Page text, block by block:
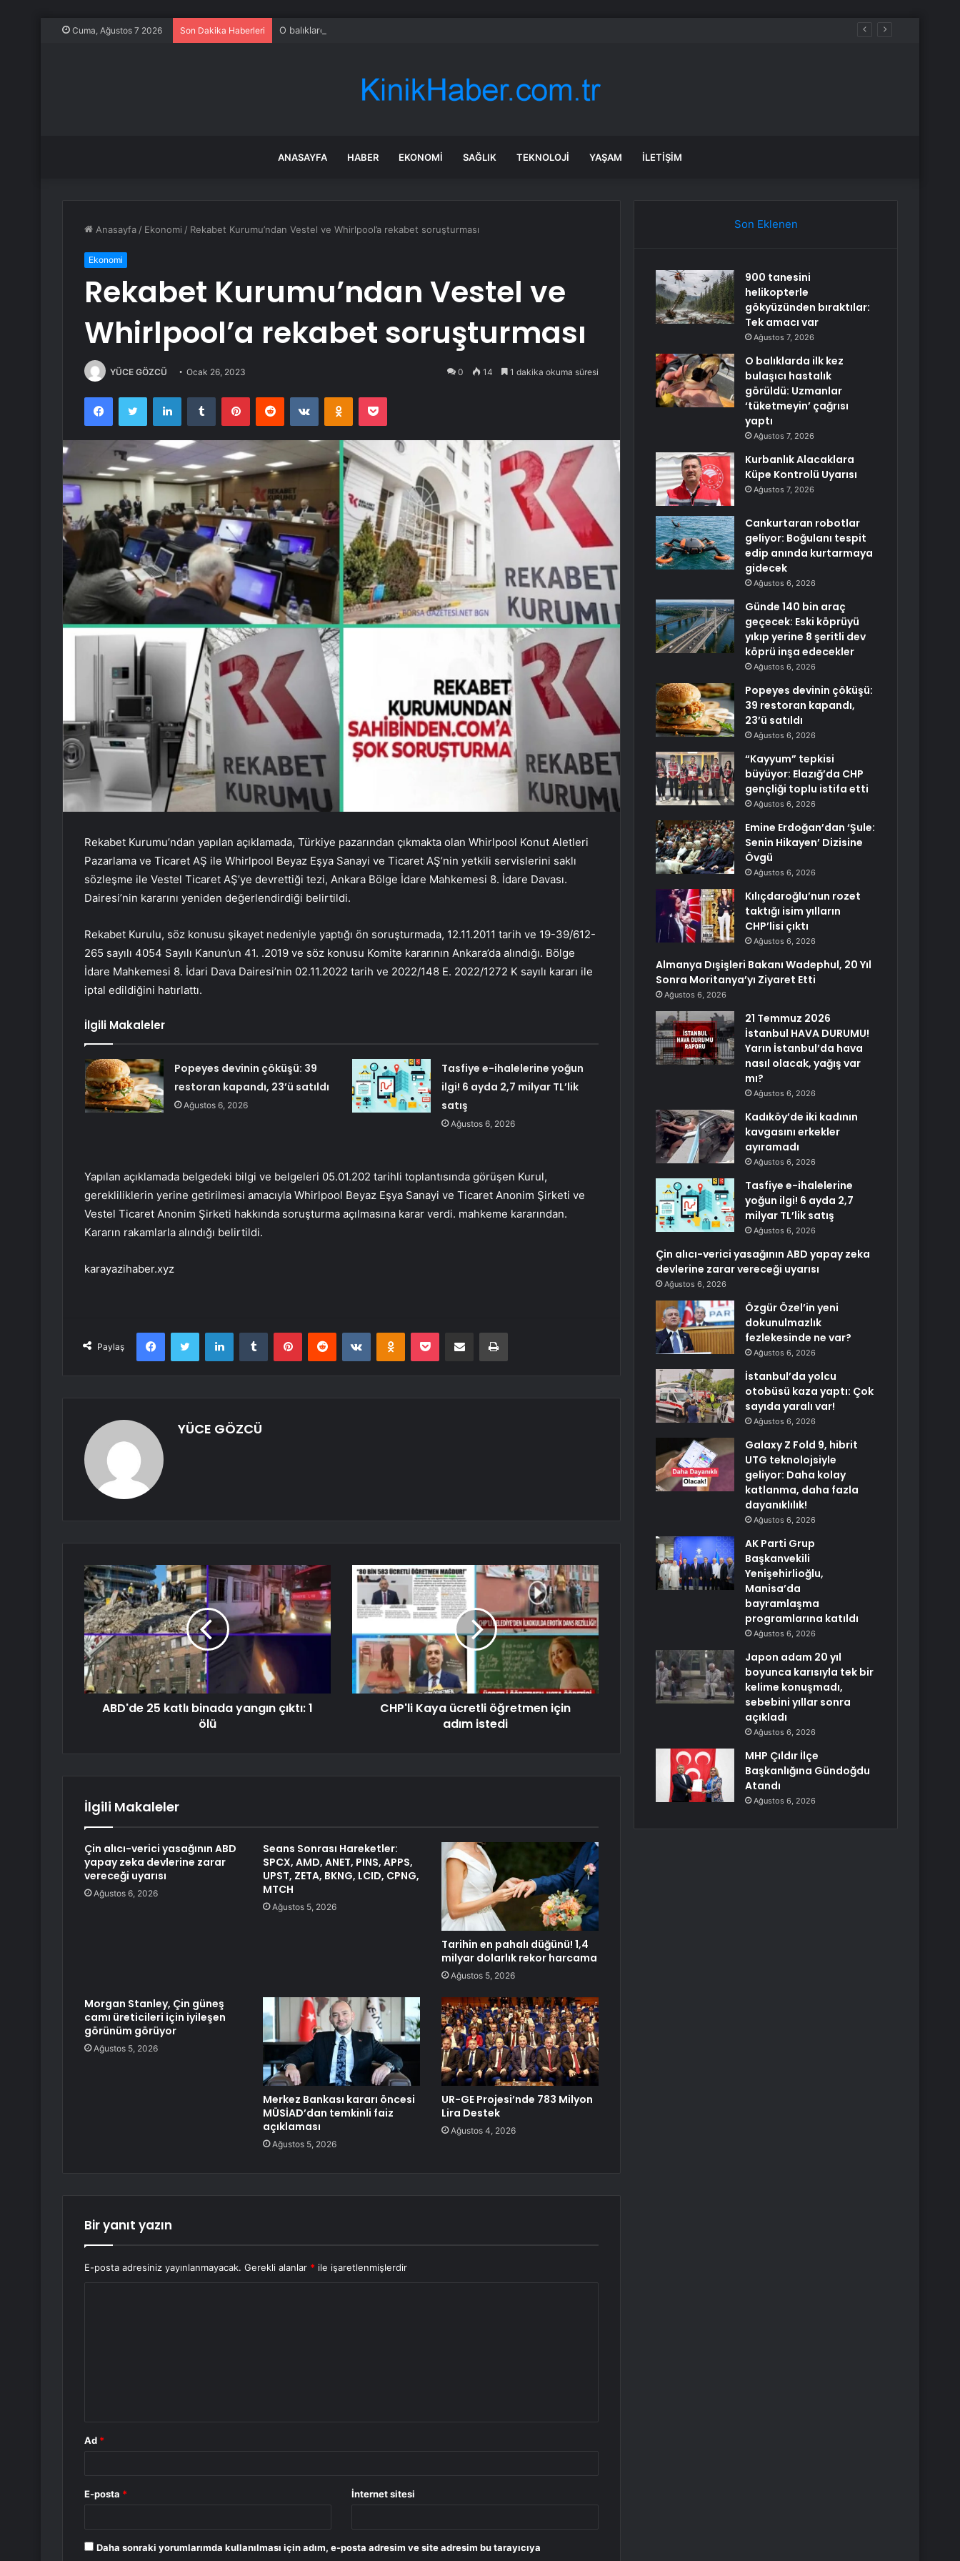
Cuma, Ağustos 7 2026 Son Dakika Haberleri O balıklarda ilk kez bulaşıcı hastalık görüldü: Uzmanlar ‘tüketmeyin’ çağrısı yaptı
ANASAYFA HABER EKONOMI SAĞLIK TEKNOLOJI YAŞAM İLETIŞIM
Anasayfa / Ekonomi / Rekabet Kurumu’ndan Vestel ve Whirlpool’a rekabet soruşturması
Ekonomi
Rekabet Kurumu’ndan Vestel ve
Whirlpool’a rekabet soruşturması
YÜCE GÖZCÜ Ocak 26, 2023 0 14 1 dakika okuma süresi
FacebookTwitter LinkedInTumblr PinterestReddit VKontakteOdnoklassniki
Pocket
Rekabet Kurumu’ndan yapılan açıklamada, Türkiye pazarından çıkmakta olan Whirlpool Konut Aletleri
Pazarlama ve Ticaret AŞ ile Whirlpool Beyaz Eşya Sanayi ve Ticaret AŞ’nin yetkili servislerini saklı
sözleşme ile Vestel Ticaret AŞ’ye devrettiği tezi, Ankara Bölge İdare Mahkemesi 8. İdare Davası.
Dairesi’nin kararını yeniden değerlendirdiği belirtildi.
Rekabet Kurulu, söz konusu şikayet nedeniyle yaptığı ön soruşturmada, 12.11.2011 tarih ve 19-39/612-
265 sayılı 4054 Sayılı Kanun’un 41. .2019 ve söz konusu Komite kararının Ankara’da alındığı. Bölge
İdare Mahkemesi 8. İdari Dava Dairesi’nin 02.11.2022 tarih ve 2022/148 E. 2022/1272 K sayılı kararı ile
iptal edildiğini hatırlattı.
İlgili Makaleler
Popeyes devinin çöküşü: 39
restoran kapandı, 23’ü satıldı
Ağustos 6, 2026
Tasfiye e-ihalelerine yoğun
ilgi! 6 ayda 2,7 milyar TL’lik
satış
Ağustos 6, 2026
Yapılan açıklamada belgedeki bilgi ve belgeleri 05.01.202 tarihli toplantısında görüşen Kurul,
gerekliliklerin yerine getirilmesi amacıyla Whirlpool Beyaz Eşya Sanayi ve Ticaret Anonim Şirketi ve
Vestel Ticaret Anonim Şirketi hakkında soruşturma açılmasına karar verdi. mahkeme kararından.
Kararın rakamlarla alındığı belirtildi.
karayazihaber.xyz
Paylaş
FacebookTwitter LinkedInTumblr PinterestReddit VKontakteOdnoklassniki
Pocket E-Posta ile paylaş Yazdır
YÜCE GÖZCÜ
ABD'de 25 katlı binada yangın çıktı: 1
ölü
CHP'li Kaya ücretli öğretmen için
adım istedi
İlgili Makaleler
Çin alıcı-verici yasağının ABD
yapay zeka devlerine zarar
vereceği uyarısı
Ağustos 6, 2026
Seans Sonrası Hareketler:
SPCX, AMD, ANET, PINS, APPS,
UPST, ZETA, BKNG, LCID, CPNG,
MTCH
Ağustos 5, 2026
Tarihin en pahalı düğünü! 1,4
milyar dolarlık rekor harcama
Ağustos 5, 2026
Morgan Stanley, Çin güneş
camı üreticileri için iyileşen
görünüm görüyor
Ağustos 5, 2026
Merkez Bankası kararı öncesi
MÜSİAD’dan temkinli faiz
açıklaması
Ağustos 5, 2026
UR-GE Projesi’nde 783 Milyon
Lira Destek
Ağustos 4, 2026
Bir yanıt yazın
E-posta adresiniz yayınlanmayacak. Gerekli alanlar * ile işaretlenmişlerdir
Ad *
E-posta * İnternet sitesi
Daha sonraki yorumlarımda kullanılması için adım, e-posta adresim ve site adresim bu tarayıcıya
Son Eklenen
900 tanesini
helikopterle
gökyüzünden bıraktılar:
Tek amacı var
Ağustos 7, 2026
O balıklarda ilk kez
bulaşıcı hastalık
görüldü: Uzmanlar
‘tüketmeyin’ çağrısı
yaptı
Ağustos 7, 2026
Kurbanlık Alacaklara
Küpe Kontrolü Uyarısı
Ağustos 7, 2026
Cankurtaran robotlar
geliyor: Boğulanı tespit
edip anında kurtarmaya
gidecek
Ağustos 6, 2026
Günde 140 bin araç
geçecek: Eski köprüyü
yıkıp yerine 8 şeritli dev
köprü inşa edecekler
Ağustos 6, 2026
Popeyes devinin çöküşü:
39 restoran kapandı,
23’ü satıldı
Ağustos 6, 2026
“Kayyum” tepkisi
büyüyor: Elazığ’da CHP
gençliği toplu istifa etti
Ağustos 6, 2026
Emine Erdoğan’dan ‘Şule:
Senin Hikayen’ Dizisine
Övgü
Ağustos 6, 2026
Kılıçdaroğlu’nun rozet
taktığı isim yılların
CHP’lisi çıktı
Ağustos 6, 2026
Almanya Dışişleri Bakanı Wadephul, 20 Yıl
Sonra Moritanya’yı Ziyaret Etti
Ağustos 6, 2026
21 Temmuz 2026
İstanbul HAVA DURUMU!
Yarın İstanbul’da hava
nasıl olacak, yağış var
mı?
Ağustos 6, 2026
Kadıköy’de iki kadının
kavgasını erkekler
ayıramadı
Ağustos 6, 2026
Tasfiye e-ihalelerine
yoğun ilgi! 6 ayda 2,7
milyar TL’lik satış
Ağustos 6, 2026
Çin alıcı-verici yasağının ABD yapay zeka
devlerine zarar vereceği uyarısı
Ağustos 6, 2026
Özgür Özel’in yeni
dokunulmazlık
fezlekesinde ne var?
Ağustos 6, 2026
İstanbul’da yolcu
otobüsü kaza yaptı: Çok
sayıda yaralı var!
Ağustos 6, 2026
Galaxy Z Fold 9, hibrit
UTG teknolojsiyle
geliyor: Daha kolay
katlanma, daha fazla
dayanıklılık!
Ağustos 6, 2026
AK Parti Grup
Başkanvekili
Yenişehirlioğlu,
Manisa’da
bayramlaşma
programlarına katıldı
Ağustos 6, 2026
Japon adam 20 yıl
boyunca karısıyla tek bir
kelime konuşmadı,
sebebini yıllar sonra
açıkladı
Ağustos 6, 2026
MHP Çıldır İlçe
Başkanlığına Gündoğdu
Atandı
Ağustos 6, 2026